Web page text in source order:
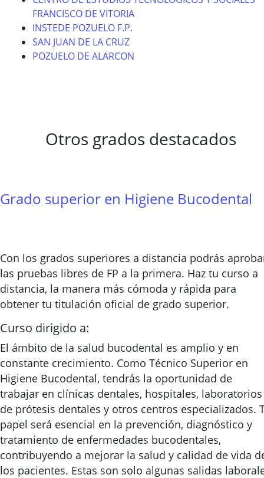
FRANCISCO DE VITORIA
INSTEDE POZUELO F.P.
SAN JUAN DE LA CRUZ
POZUELO DE ALARCON
Otros grados destacados
Grado superior en Higiene Bucodental
Con los grados superiores a distancia podrás
las pruebas libres de FP a la primera. Haz tu curso a
distancia, la manera más cómoda y rápida para
obtener tu titulación oficial de grado superior.
Curso dirigido a:
El ámbito de la salud bucodental es amplio y en
constante crecimiento. Como Técnico Superior en
Higiene Bucodental, tendrás la oportunidad de
trabajar en clínicas dentales, hospitales, laboratorios
de prótesis dentales y otros centros especializados.
papel será esencial en la prevención, diagnóstico y
tratamiento de enfermedades bucodentales,
contribuyendo a mejorar la salud y calidad de vida
los pacientes. Estas son solo algunas salidas